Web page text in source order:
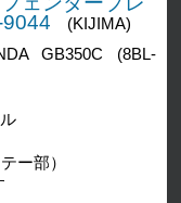
(KIJIMA)
GB350C (8BL-
ー部）